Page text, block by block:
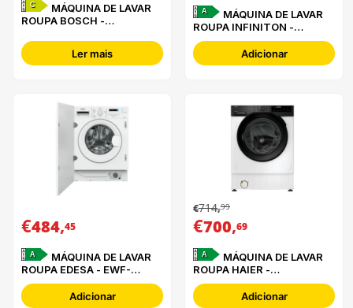
C
ROUPA BOSCH -
Ler mais
A
ROUPA INFINITON -
WMB84ABN
Adicionar
€484,45
A
ROUPA EDESA - EWF-
9400-I
Adicionar
€714,99
€700,69
A
ROUPA HAIER -
BHA6SD69M6DB9-S
Adicionar